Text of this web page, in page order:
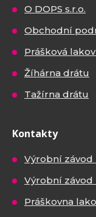
O DOPS s.r.o.
Obchodní
Prášková
Žíhárna drátu
Tažírna drátu
Kontakty
Výrobní závod
Výrobní závod
Práškovna